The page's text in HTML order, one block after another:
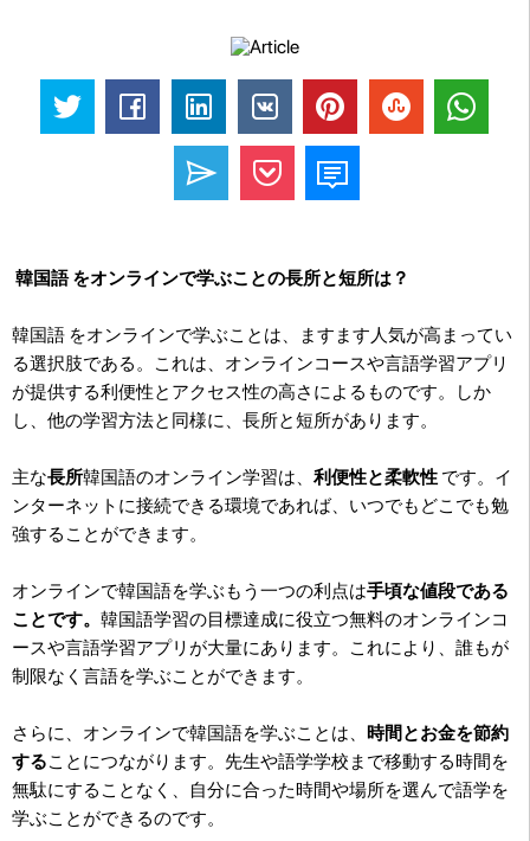
韓国語 をオンラインで学ぶことの長所と短所は？
韓国語 をオンラインで学ぶことは、ますます人気が高まってい
る選択肢である。これは、オンラインコースや言語学習アプリ
が提供する利便性とアクセス性の高さによるものです。しか
し、他の学習方法と同様に、長所と短所があります。
主な長所韓国語のオンライン学習は、 利便性と柔軟性 です。イ
ンターネットに接続できる環境であれば、いつでもどこでも勉
強することができます。
オンラインで韓国語を学ぶもう一つの利点は手頃な値段である
ことです。 韓国語学習の目標達成に役立つ無料のオンラインコ
ースや言語学習アプリが大量にあります。これにより、誰もが
制限なく言語を学ぶことができます。
さらに、オンラインで韓国語を学ぶことは、 時間とお金を節約
することにつながります。先生や語学学校まで移動する時間を
無駄にすることなく、自分に合った時間や場所を選んで語学を
学ぶことができるのです。